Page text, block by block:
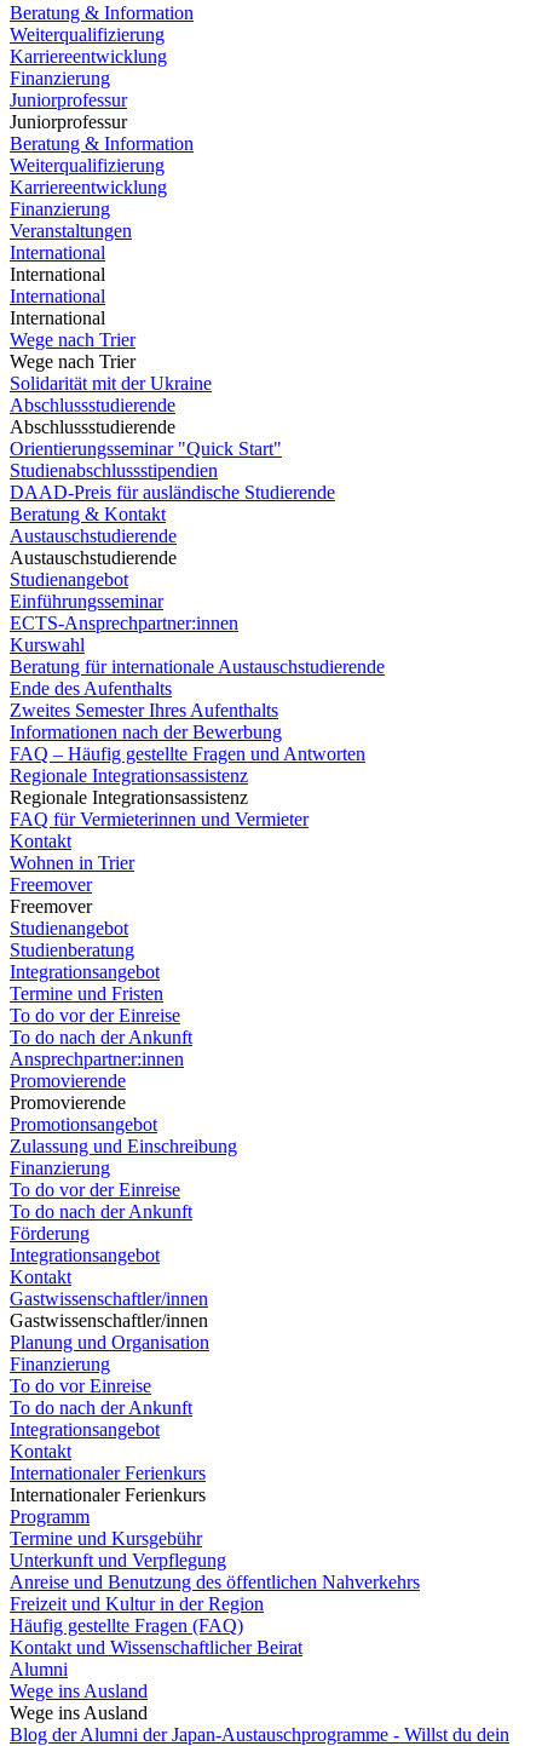
Beratung & Information
Weiterqualifizierung
Karriereentwicklung
Finanzierung
Juniorprofessur
Juniorprofessur
Beratung & Information
Weiterqualifizierung
Karriereentwicklung
Finanzierung
Veranstaltungen
International
International
International
International
Wege nach Trier
Wege nach Trier
Solidarität mit der Ukraine
Abschlussstudierende
Abschlussstudierende
Orientierungsseminar "Quick Start"
Studienabschlussstipendien
DAAD-Preis für ausländische Studierende
Beratung & Kontakt
Austauschstudierende
Austauschstudierende
Studienangebot
Einführungsseminar
ECTS-Ansprechpartner:innen
Kurswahl
Beratung für internationale Austauschstudierende
Ende des Aufenthalts
Zweites Semester Ihres Aufenthalts
Informationen nach der Bewerbung
FAQ – Häufig gestellte Fragen und Antworten
Regionale Integrationsassistenz
Regionale Integrationsassistenz
FAQ für Vermieterinnen und Vermieter
Kontakt
Wohnen in Trier
Freemover
Freemover
Studienangebot
Studienberatung
Integrationsangebot
Termine und Fristen
To do vor der Einreise
To do nach der Ankunft
Ansprechpartner:innen
Promovierende
Promovierende
Promotionsangebot
Zulassung und Einschreibung
Finanzierung
To do vor der Einreise
To do nach der Ankunft
Förderung
Integrationsangebot
Kontakt
Gastwissenschaftler/innen
Gastwissenschaftler/innen
Planung und Organisation
Finanzierung
To do vor Einreise
To do nach der Ankunft
Integrationsangebot
Kontakt
Internationaler Ferienkurs
Internationaler Ferienkurs
Programm
Termine und Kursgebühr
Unterkunft und Verpflegung
Anreise und Benutzung des öffentlichen Nahverkehrs
Freizeit und Kultur in der Region
Häufig gestellte Fragen (FAQ)
Kontakt und Wissenschaftlicher Beirat
Alumni
Wege ins Ausland
Wege ins Ausland
Blog der Alumni der Japan-Austauschprogramme - Willst du dein